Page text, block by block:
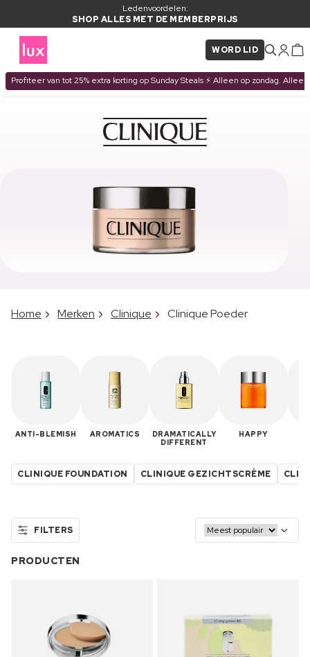
Ledenvoordelen:
SHOP ALLES MET DE MEMBERPRIJS
WORD LID
Profiteer van tot 25% extra korting op Sunday Steals ⚡ Alleen op zondag.
Home Merken Clinique Clinique Poeder
ANTI-BLEMISH AROMATICS
DRAMATICALLY
DIFFERENT
HAPPY
CLINIQUE FOUNDATION CLINIQUE GEZICHTSCRÈME
FILTERS
PRODUCTEN